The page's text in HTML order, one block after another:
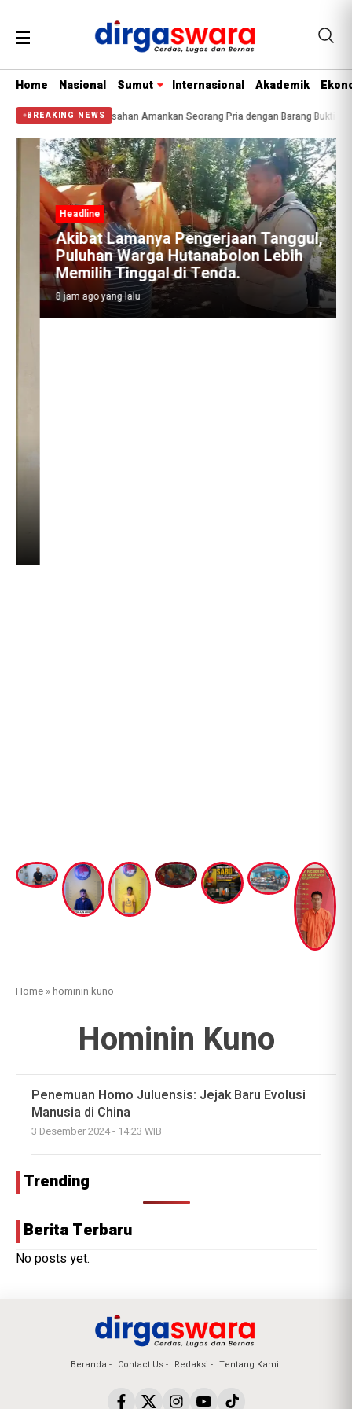
Home Nasional Sumut Internasional Akademik
BREAKING NEWS
Narkoba Polres Asahan Amankan Seorang Pria dengan Barang Bukti 63,67
Headline
Akibat Lamanya Pengerjaan Tanggul,
Puluhan Warga Hutanabolon Lebih
Memilih Tinggal di Tenda.
8 jam ago yang lalu
Home »hominin kuno
Hominin Kuno
Penemuan Homo Juluensis: Jejak Baru Evolusi
Manusia di China
3 Desember 2024 - 14:23 WIB
Trending
Berita Terbaru
No posts yet.
Beranda Contact Us Redaksi Tentang Kami